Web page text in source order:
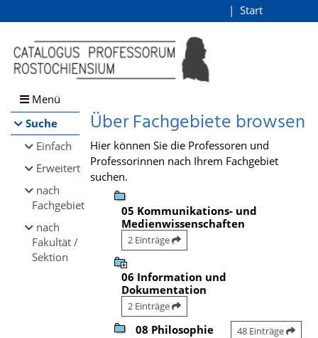
Browsen
direkt zum Inhalt
Start
Menü
Suche
Einfach
Erweitert
nach
Fachgebiet
nach
Fakultät /
Sektion
Über Fachgebiete browsen
Hier können Sie die Professoren und
Professorinnen nach Ihrem Fachgebiet
suchen.
05 Kommunikations- und
Medienwissenschaften
2 Einträge
06 Information und
Dokumentation
2 Einträge
08 Philosophie 48 Einträge